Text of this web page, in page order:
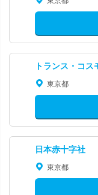
トランス・コス
東京都
日本赤十字社
東京都